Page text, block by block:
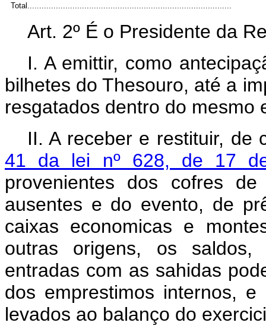
Total......................................................................................
Art. 2º É o Presidente da
I. A emittir, como
bilhetes do Thesouro, até a
resgatados dentro do mesmo
II. A receber e restituir,
41 da lei nº 628, de 17
provenientes dos cofres
ausentes e do evento, de
caixas economicas e
outras origens, os
entradas com as sahidas
dos emprestimos internos,
levados ao balanço do